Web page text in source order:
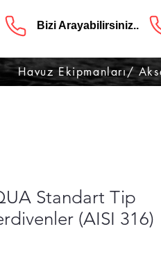
Bizi Arayabilirsiniz..
Havuz Ekipmanları/
Standart Tip
(AISI 316)